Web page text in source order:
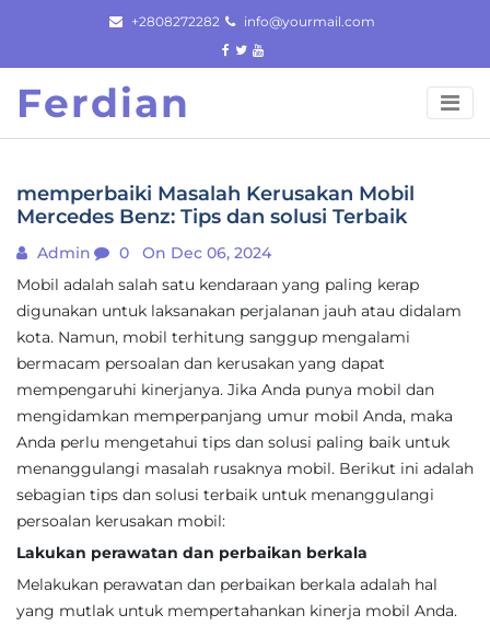
content
+2808272282 info@yourmail.com
Ferdian
memperbaiki Masalah Kerusakan Mobil
Mercedes Benz: Tips dan solusi Terbaik
Admin 0
On Dec 06, 2024
Mobil adalah salah satu kendaraan yang paling kerap
digunakan untuk laksanakan perjalanan jauh atau didalam
kota. Namun, mobil terhitung sanggup mengalami
bermacam persoalan dan kerusakan yang dapat
mempengaruhi kinerjanya. Jika Anda punya mobil dan
mengidamkan memperpanjang umur mobil Anda, maka
Anda perlu mengetahui tips dan solusi paling baik untuk
menanggulangi masalah rusaknya mobil. Berikut ini adalah
sebagian tips dan solusi terbaik untuk menanggulangi
persoalan kerusakan mobil:
Lakukan perawatan dan perbaikan berkala
Melakukan perawatan dan perbaikan berkala adalah hal
yang mutlak untuk mempertahankan kinerja mobil Anda.